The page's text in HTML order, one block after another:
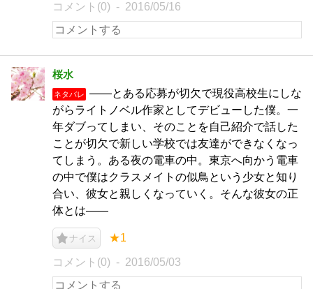
コメント(0) 2016/05/16
桜水
ネタバレ
――とある応募が切欠で現役高校生にしな
がらライトノベル作家としてデビューした僕。一
年ダブってしまい、そのことを自己紹介で話した
ことが切欠で新しい学校では友達ができなくなっ
てしまう。ある夜の電車の中。東京へ向かう電車
の中で僕はクラスメイトの似鳥という少女と知り
合い、彼女と親しくなっていく。そんな彼女の正
体とは――
ナイス ★1
コメント(0) 2016/05/03